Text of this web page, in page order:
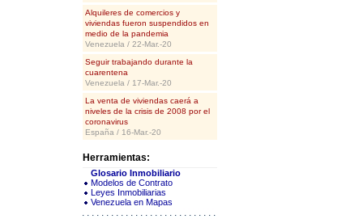
Alquileres de comercios y
viviendas fueron suspendidos en
medio de la pandemia
Venezuela / 22-Mar.-20
Seguir trabajando durante la
cuarentena
Venezuela / 17-Mar.-20
La venta de viviendas caerá a
niveles de la crisis de 2008 por el
coronavirus
España / 16-Mar.-20
Herramientas:
Glosario Inmobiliario
Modelos de Contrato
Leyes Inmobiliarias
Venezuela en Mapas